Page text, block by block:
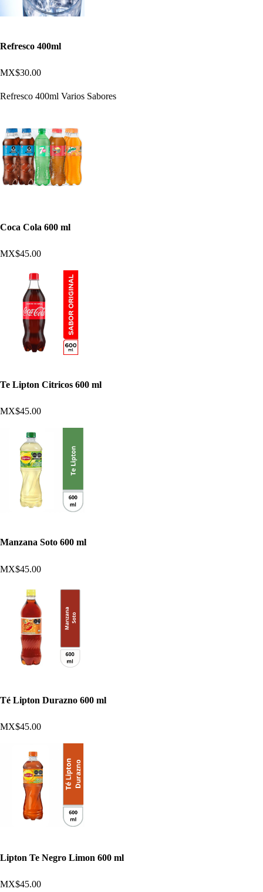
Refresco 400ml
MX$30.00
Refresco 400ml Varios Sabores
Coca Cola 600 ml
MX$45.00
Te Lipton Citricos 600 ml
MX$45.00
Manzana Soto 600 ml
MX$45.00
Té Lipton Durazno 600 ml
MX$45.00
Lipton Te Negro Limon 600 ml
MX$45.00